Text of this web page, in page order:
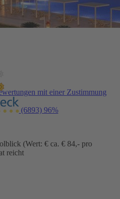
mit einer Zustimmung
(6893) 96%
(Wert: € ca. € 84,- pro
reicht